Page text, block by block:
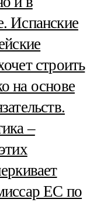
Испанские
строить
на основе
–
ЕС по